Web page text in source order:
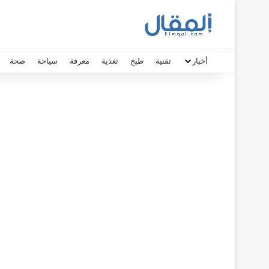
أخبار تقنية طبخ تغذية معرفة سياحة صحة